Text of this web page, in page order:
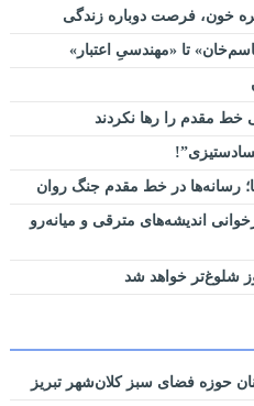
خون، فرصت دوباره زندگی
تا «مهندسیِ اعتبار»
رسانه‌ها در خط مقدم جنگ روان
اندیشه‌های مترقی و میانه‌رو
شلوغ‌تر خواهد شد
حوزه فضای سبز کلان‌شهر تبریز